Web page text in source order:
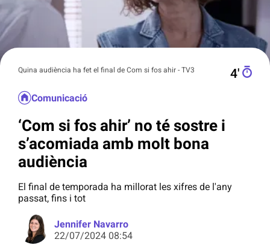
Quina audiència ha fet el final de Com si fos ahir - TV3 4′
Comunicació
‘Com si fos ahir’ no té sostre i
s’acomiada amb molt bona
audiència
El final de temporada ha millorat les xifres de l'any
passat, fins i tot
Jennifer Navarro
22/07/2024 08:54